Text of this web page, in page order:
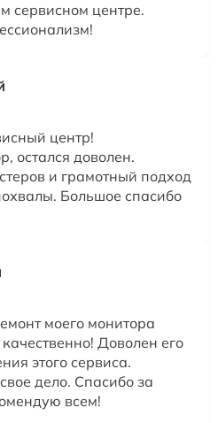
сервисном центре.
центр!
остался доволен.
и грамотный подход
Большое спасибо
моего монитора
Доволен его
этого сервиса.
дело. Спасибо за
всем!